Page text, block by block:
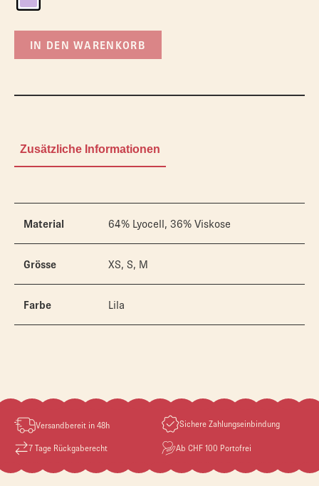
IN DEN WARENKORB
Zusätzliche Informationen
Material 64% Lyocell, 36% Viskose
Grösse XS, S, M
Farbe Lila
Versandbereit in 48h Sichere Zahlungseinbindung
7 Tage Rückgaberecht Ab CHF 100 Portofrei